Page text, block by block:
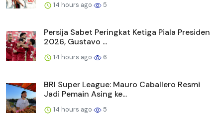
14 hours ago 5
Persija Sabet Peringkat Ketiga Piala Presiden
2026, Gustavo ...
14 hours ago 6
BRI Super League: Mauro Caballero Resmi
Jadi Pemain Asing ke...
14 hours ago 5